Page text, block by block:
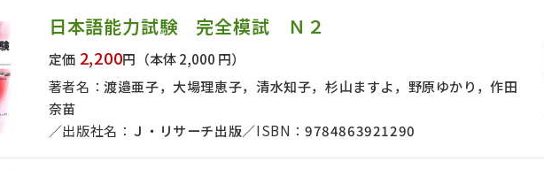
日本語能力試験 完全模試 Ｎ２
定価 2,200円 （本体 2,000 円）
著者名：渡邉亜子，大場理恵子，清水知子，杉山ますよ，野原ゆかり，作田
奈苗
出版社名： Ｊ・リサーチ出版 ISBN： 9784863921290